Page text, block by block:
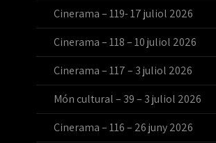
Cinerama – 119- 17 juliol 2026
Cinerama – 118 – 10 juliol 2026
Cinerama – 117 – 3 juliol 2026
Món cultural – 39 – 3 juliol 2026
Cinerama – 116 – 26 juny 2026